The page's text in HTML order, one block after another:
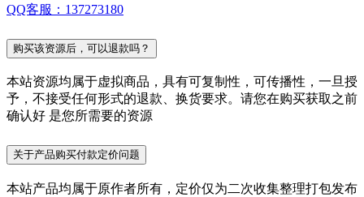
QQ客服：137273180
购买该资源后，可以退款吗？
本站资源均属于虚拟商品，具有可复制性，可传播性，一旦授
予，不接受任何形式的退款、换货要求。请您在购买获取之前
确认好 是您所需要的资源
关于产品购买付款定价问题
本站产品均属于原作者所有，定价仅为二次收集整理打包发布